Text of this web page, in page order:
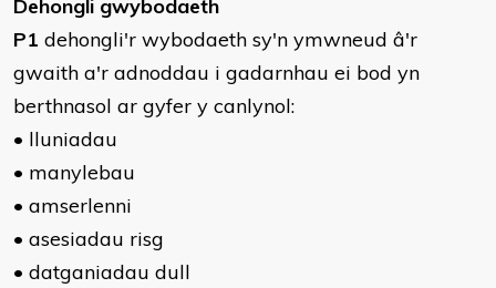
Dehongli gwybodaeth
P1 dehongli'r wybodaeth sy'n ymwneud â'r
gwaith a'r adnoddau i gadarnhau ei bod yn
berthnasol ar gyfer y canlynol:
• lluniadau
• manylebau
• amserlenni
• asesiadau risg
• datganiadau dull